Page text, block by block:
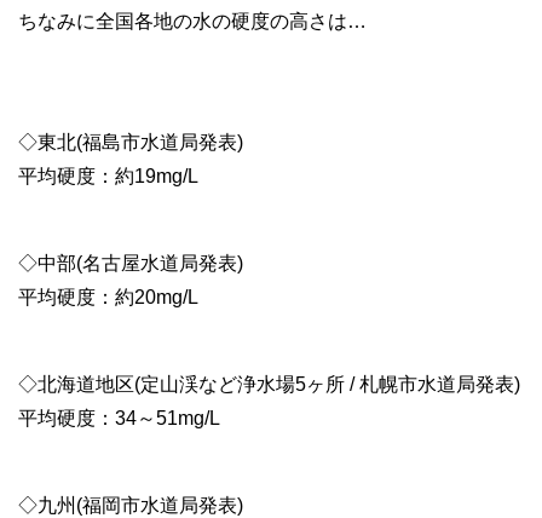
ちなみに全国各地の水の硬度の高さは…
◇東北(福島市水道局発表)
平均硬度：約19mg/L
◇中部(名古屋水道局発表)
平均硬度：約20mg/L
◇北海道地区(定山渓など浄水場5ヶ所 / 札幌市水道局発表)
平均硬度：34～51mg/L
◇九州(福岡市水道局発表)